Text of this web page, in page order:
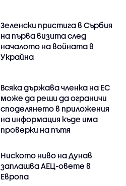
Зеленски пристига в Сърбия
на първа визита след
началото на войната в
Украйна
Всяка държава членка на ЕС
може да реши да ограничи
споделянето в приложения
на информация къде има
проверки на пътя
Ниското ниво на Дунав
заплашва АЕЦ-овете в
Европа